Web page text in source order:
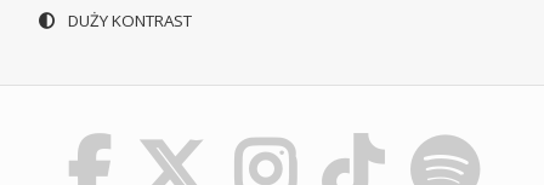
DUŻY KONTRAST